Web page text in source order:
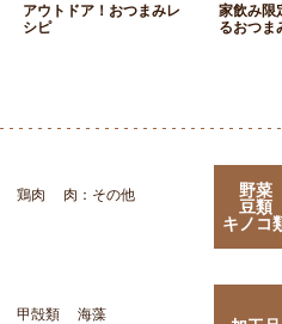
アウトドア！おつまみレ
シピ
家飲み限
るおつま
鶏肉
肉：その他
野菜
豆類
キノコ
甲殻類
海藻